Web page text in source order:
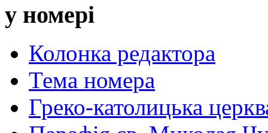
у номері
Колонка редактора
Тема номера
Греко-католицька